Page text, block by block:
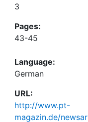
3
Pages:
43-45
Language:
German
URL:
http://www.pt-
magazin.de/